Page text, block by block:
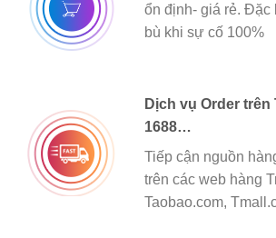
ổn định- giá rẻ. Đặc
bù khi sự cố 100%
Dịch vụ Order trên
1688…
Tiếp cận nguồn
trên các web hàng
Taobao.com,